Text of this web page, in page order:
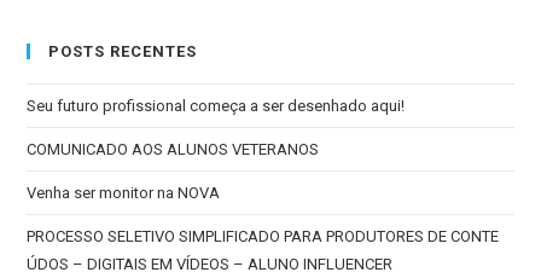
POSTS RECENTES
Seu futuro profissional começa a ser desenhado aqui!
COMUNICADO AOS ALUNOS VETERANOS
Venha ser monitor na NOVA
PROCESSO SELETIVO SIMPLIFICADO PARA PRODUTORES DE CONTE
ÚDOS – DIGITAIS EM VÍDEOS – ALUNO INFLUENCER